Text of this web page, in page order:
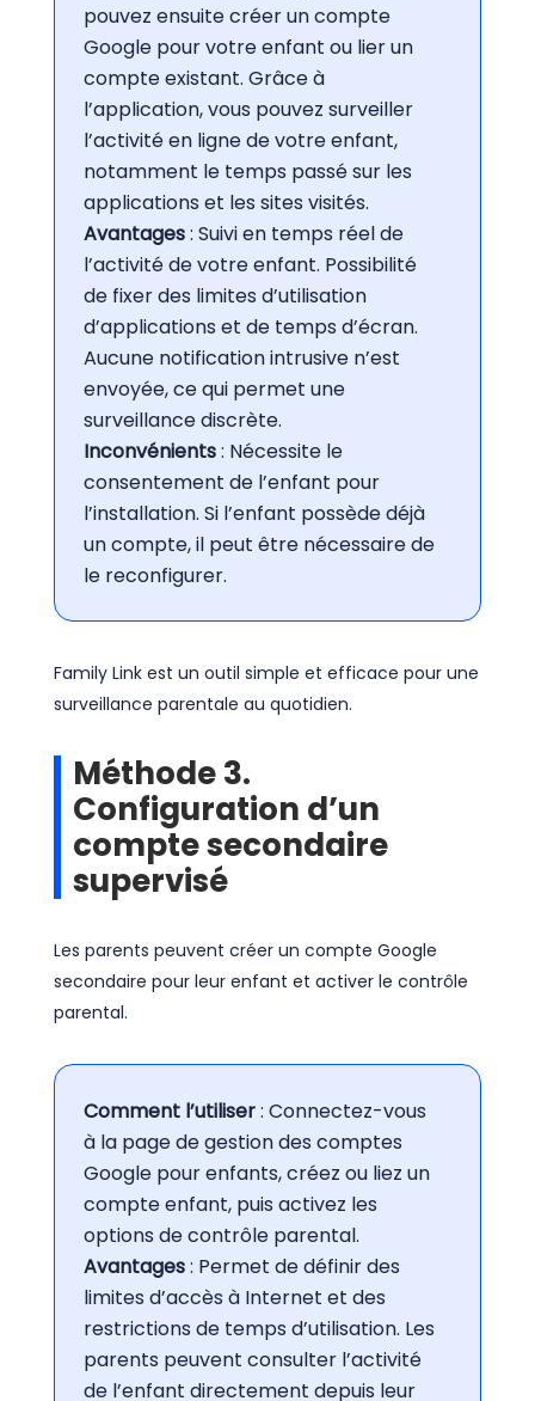
pouvez ensuite créer un compte
Google pour votre enfant ou lier un
compte existant. Grâce à
l’application, vous pouvez surveiller
l’activité en ligne de votre enfant,
notamment le temps passé sur les
applications et les sites visités.
Avantages: Suivi en temps réel de
l’activité de votre enfant. Possibilité
de fixer des limites d’utilisation
d’applications et de temps d’écran.
Aucune notification intrusive n’est
envoyée, ce qui permet une
surveillance discrète.
Inconvénients: Nécessite le
consentement de l’enfant pour
l’installation. Si l’enfant possède déjà
un compte, il peut être nécessaire de
le reconfigurer.
Family Link est un outil simple et efficace pour une
surveillance parentale au quotidien.
Méthode 3.
Configuration d’un
compte secondaire
supervisé
Les parents peuvent créer un compte Google
secondaire pour leur enfant et activer le contrôle
parental.
Comment l’utiliser: Connectez-vous
à la page de gestion des comptes
Google pour enfants, créez ou liez un
compte enfant, puis activez les
options de contrôle parental.
Avantages: Permet de définir des
limites d’accès à Internet et des
restrictions de temps d’utilisation. Les
parents peuvent consulter l’activité
de l’enfant directement depuis leur